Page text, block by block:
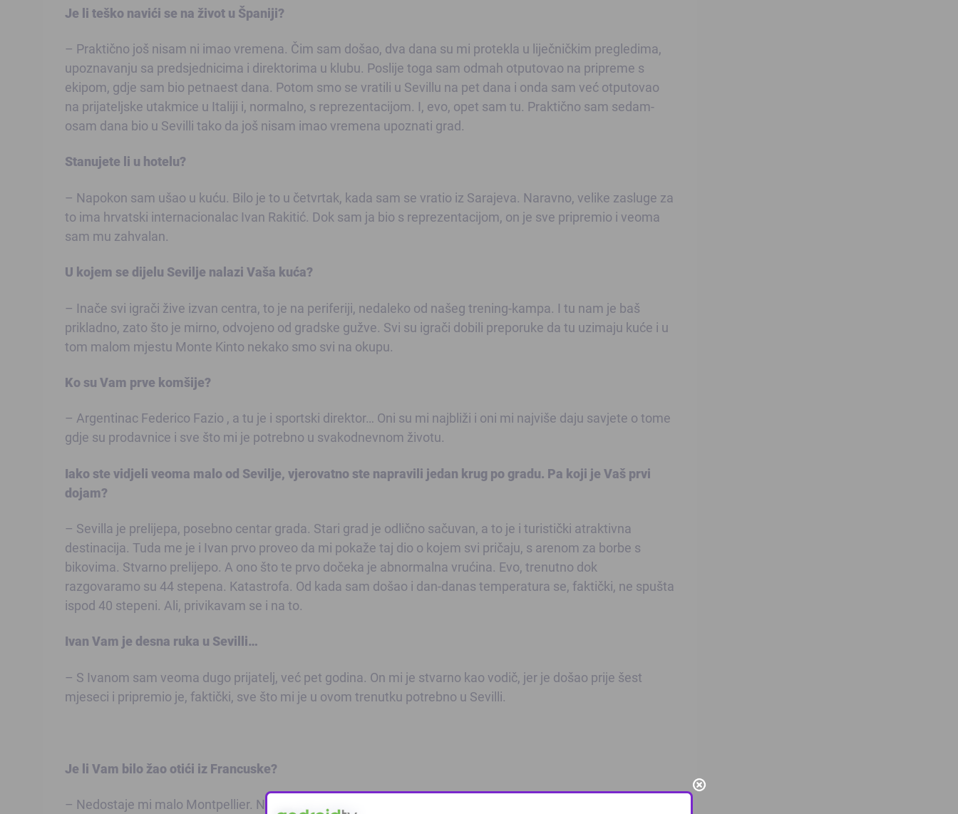
Je li teško navići se na život u Španiji?
– Praktično još nisam ni imao vremena. Čim sam došao, dva dana su mi protekla u liječničkim pregledima,
upoznavanju sa predsjednicima i direktorima u klubu. Poslije toga sam odmah otputovao na pripreme s
ekipom, gdje sam bio petnaest dana. Potom smo se vratili u Sevillu na pet dana i onda sam već otputovao
na prijateljske utakmice u Italiji i, normalno, s reprezentacijom. I, evo, opet sam tu. Praktično sam sedam-
osam dana bio u Sevilli tako da još nisam imao vremena upoznati grad.
Stanujete li u hotelu?
– Napokon sam ušao u kuću. Bilo je to u četvrtak, kada sam se vratio iz Sarajeva. Naravno, velike zasluge za
to ima hrvatski internacionalac Ivan Rakitić. Dok sam ja bio s reprezentacijom, on je sve pripremio i veoma
sam mu zahvalan.
U kojem se dijelu Sevilje nalazi Vaša kuća?
– Inače svi igrači žive izvan centra, to je na periferiji, nedaleko od našeg trening-kampa. I tu nam je baš
prikladno, zato što je mirno, odvojeno od gradske gužve. Svi su igrači dobili preporuke da tu uzimaju kuće i u
tom malom mjestu Monte Kinto nekako smo svi na okupu.
Ko su Vam prve komšije?
– Argentinac Federico Fazio , a tu je i sportski direktor… Oni su mi najbliži i oni mi najviše daju savjete o tome
gdje su prodavnice i sve što mi je potrebno u svakodnevnom životu.
Iako ste vidjeli veoma malo od Sevilje, vjerovatno ste napravili jedan krug po gradu. Pa koji je Vaš prvi
dojam?
– Sevilla je prelijepa, posebno centar grada. Stari grad je odlično sačuvan, a to je i turistički atraktivna
destinacija. Tuda me je i Ivan prvo proveo da mi pokaže taj dio o kojem svi pričaju, s arenom za borbe s
bikovima. Stvarno prelijepo. A ono što te prvo dočeka je abnormalna vrućina. Evo, trenutno dok
razgovaramo su 44 stepena. Katastrofa. Od kada sam došao i dan-danas temperatura se, faktički, ne spušta
ispod 40 stepeni. Ali, privikavam se i na to.
Ivan Vam je desna ruka u Sevilli…
– S Ivanom sam veoma dugo prijatelj, već pet godina. On mi je stvarno kao vodič, jer je došao prije šest
mjeseci i pripremio je, faktički, sve što mi je u ovom trenutku potrebno u Sevilli.
Je li Vam bilo žao otići iz Francuske?
– Nedostaje mi malo Montpellier. Ne Francuska nego Montpellier i moji prijatelji, trener i klub. To je stvarno